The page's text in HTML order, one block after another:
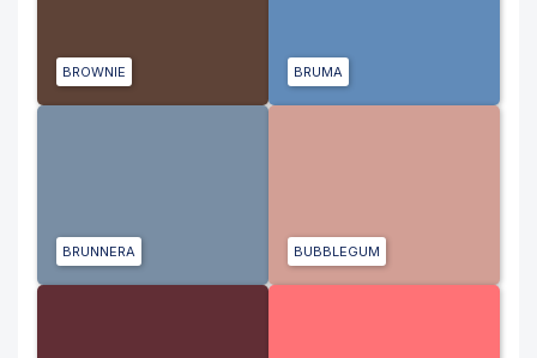
BROWNIE BRUMA
BRUNNERA BUBBLEGUM